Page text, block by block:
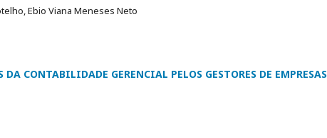
Ebio Viana Meneses Neto
CONTABILIDADE GERENCIAL PELOS GESTORES DE